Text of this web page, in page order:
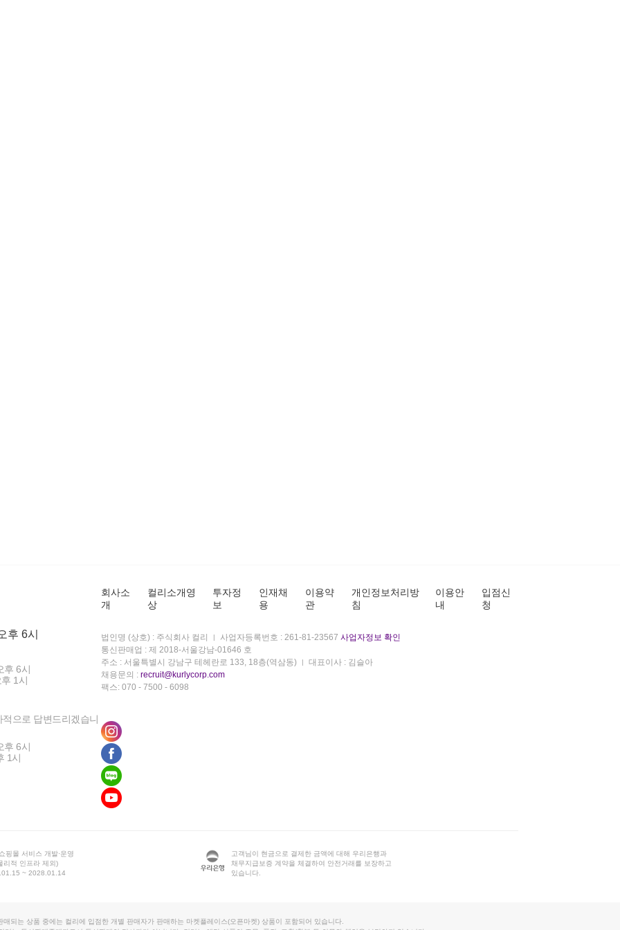
후 6시
후 6시
1시
으로 답변드리겠습니
후 6시
1시
회사소
개
컬리소개영
상
투자정
보
인재채
용
이용약
관
개인정보처리방
침
이용안
내
입점신
청
법인명 (상호) : 주식회사 컬리 사업자등록번호 : 261-81-23567 사업자정보 확인
통신판매업 : 제 2018-서울강남-01646 호
주소 : 서울특별시 강남구 테헤란로 133, 18층(역삼동)
대표이사 : 김슬아
채용문의 : recruit@kurlycorp.com
팩스: 070 - 7500 - 6098
핑몰 서비스 개발·운영
리적 인프라 제외)
~ 2028.01.14
고객님이 현금으로 결제한 금액에 대해 우리은행과
채무지급보증 계약을 체결하여 안전거래를 보장하고
있습니다.
매되는 상품 중에는 컬리에 입점한 개별 판매자가 판매하는 마켓플레이스(오픈마켓) 상품이 포함되어 있습니다.